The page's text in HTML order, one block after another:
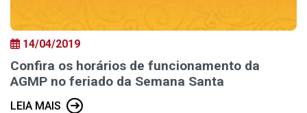
14/04/2019
Confira os horários de funcionamento da
AGMP no feriado da Semana Santa
LEIA MAIS